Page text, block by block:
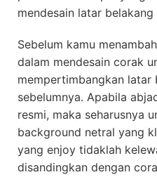
mendesain latar belakang
Sebelum kamu
dalam mendesain corak
mempertimbangkan latar
sebelumnya. Apabila
resmi, maka seharusnya
background netral yang
yang enjoy tidaklah
disandingkan dengan